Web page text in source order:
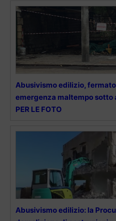
Abusivismo edilizio,
emergenza maltempo sotto
PER LE FOTO
Abusivismo edilizio: la